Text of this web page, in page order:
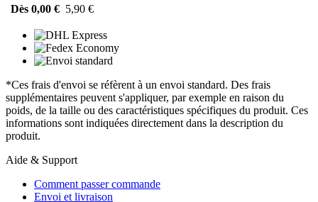
Dès 0,00 € 5,90 €
*Ces frais d'envoi se réfèrent à un envoi standard. Des frais
supplémentaires peuvent s'appliquer, par exemple en raison du
poids, de la taille ou des caractéristiques spécifiques du produit. Ces
informations sont indiquées directement dans la description du
produit.
Aide & Support
Comment passer commande
Envoi et livraison